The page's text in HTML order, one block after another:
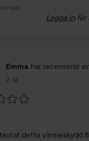
Logga in för
Emma har recenserat
2 år
Inlägget skapades 2 år
detta värmeskydd